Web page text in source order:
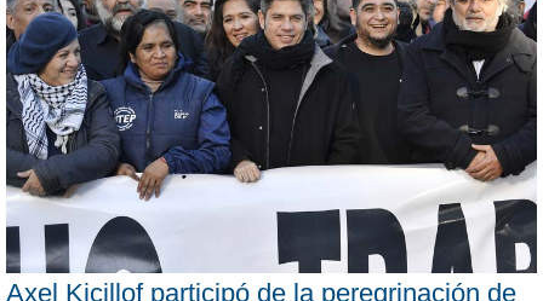
Axel Kicillof participó de la peregrinación de